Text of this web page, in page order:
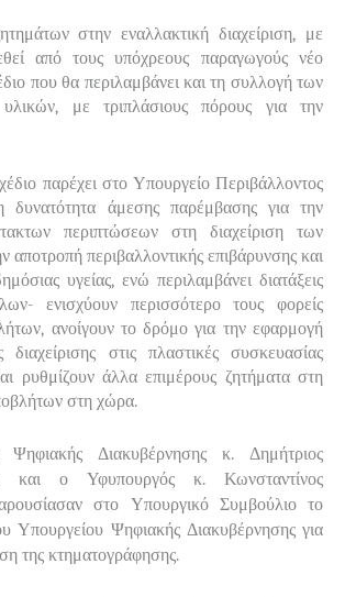
στην εναλλακτική διαχείριση, με
από τους υπόχρεους παραγωγούς νέο
που θα περιλαμβάνει και τη συλλογή των
με τριπλάσιους πόρους για την
παρέχει στο Υπουργείο Περιβάλλοντος
δυνατότητα άμεσης παρέμβασης για την
περιπτώσεων στη διαχείριση των
αποτροπή περιβαλλοντικής επιβάρυνσης και
υγείας, ενώ περιλαμβάνει διατάξεις
ενισχύουν περισσότερο τους φορείς
ανοίγουν το δρόμο για την εφαρμογή
διαχείρισης στις πλαστικές συσκευασίας
ρυθμίζουν άλλα επιμέρους ζητήματα στη
στη χώρα.
Διακυβέρνησης κ. Δημήτριος
και ο Υφυπουργός κ. Κωνσταντίνος
στο Υπουργικό Συμβούλιο το
Υπουργείου Ψηφιακής Διακυβέρνησης για
της κτηματογράφησης.